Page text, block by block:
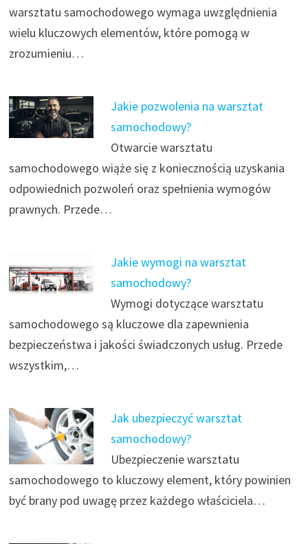
warsztatu samochodowego wymaga uwzględnienia
wielu kluczowych elementów, które pomogą w
zrozumieniu…
Jakie pozwolenia na warsztat
samochodowy?
Otwarcie warsztatu
samochodowego wiąże się z koniecznością uzyskania
odpowiednich pozwoleń oraz spełnienia wymogów
prawnych. Przede…
Jakie wymogi na warsztat
samochodowy?
Wymogi dotyczące warsztatu
samochodowego są kluczowe dla zapewnienia
bezpieczeństwa i jakości świadczonych usług. Przede
wszystkim,…
Jak ubezpieczyć warsztat
samochodowy?
Ubezpieczenie warsztatu
samochodowego to kluczowy element, który powinien
być brany pod uwagę przez każdego właściciela…